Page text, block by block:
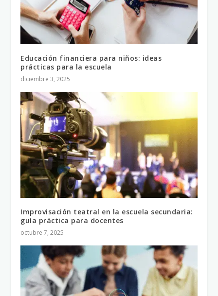
Educación financiera para niños: ideas
prácticas para la escuela
diciembre 3, 2025
Improvisación teatral en la escuela secundaria:
guía práctica para docentes
octubre 7, 2025